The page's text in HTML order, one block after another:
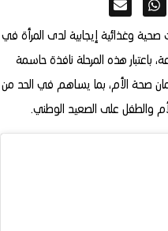
وغذائية إيجابية لدى المرأة في
باعتبار هذه المرحلة نافذة حاسمة
صحة الأم، بما يساهم في الحد من
والطفل على الصعيد الوطني.